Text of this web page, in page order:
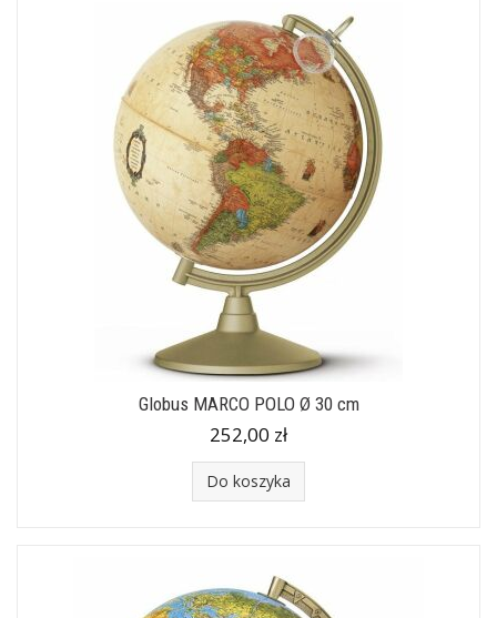
Globus MARCO POLO Ø 30 cm
252,00 zł
Do koszyka